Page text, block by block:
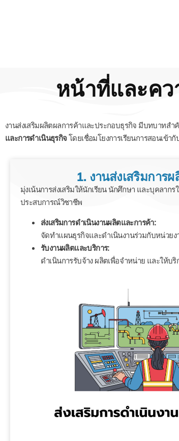
หน้าที่และค
งานส่งเสริมผลิตผลการค้าและประกอบธุรกิจ มีบทบาทส
และการดำเนินธุรกิจโดยเชื่อมโยงการเรียนการสอนเข้
1. งานส่งเสริมกา
มุ่งเน้นการส่งเสริมให้นักเรียน นักศึกษา และบุคลาก
ประสบการณ์วิชาชีพ
ส่งเสริมการดำเนินงานผลิตและการค้า:
จัดทำแผนธุรกิจและดำเนินงานร่วมกับหน่วย
รับงานผลิตและบริการ:
ดำเนินการรับจ้าง ผลิตเพื่อจำหน่าย และให้บ